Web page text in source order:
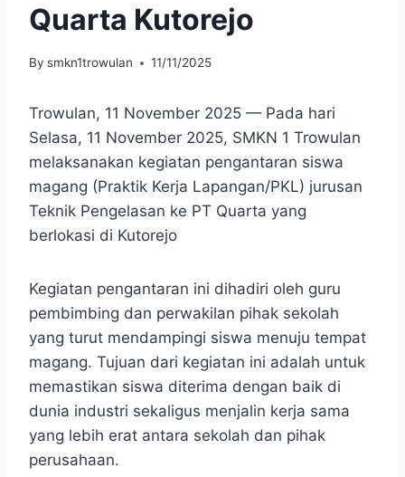
Quarta Kutorejo
By smkn1trowulan 11/11/2025
Trowulan, 11 November 2025 — Pada hari
Selasa, 11 November 2025, SMKN 1 Trowulan
melaksanakan kegiatan pengantaran siswa
magang (Praktik Kerja Lapangan/PKL) jurusan
Teknik Pengelasan ke PT Quarta yang
berlokasi di Kutorejo
Kegiatan pengantaran ini dihadiri oleh guru
pembimbing dan perwakilan pihak sekolah
yang turut mendampingi siswa menuju tempat
magang. Tujuan dari kegiatan ini adalah untuk
memastikan siswa diterima dengan baik di
dunia industri sekaligus menjalin kerja sama
yang lebih erat antara sekolah dan pihak
perusahaan.